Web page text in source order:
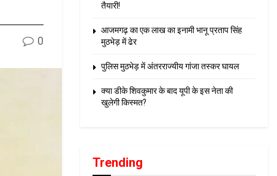
0
तैयारी!
आजमगढ़ का एक लाख का इनामी भानू प्रताप सिंह
मुठभेड़ में ढेर
पुलिस मुठभेड़ में अंतरराज्यीय गांजा तस्कर घायल
क्या डीके शिवकुमार के बाद यूपी के इस नेता की
खुलेगी किस्मत?
Trending